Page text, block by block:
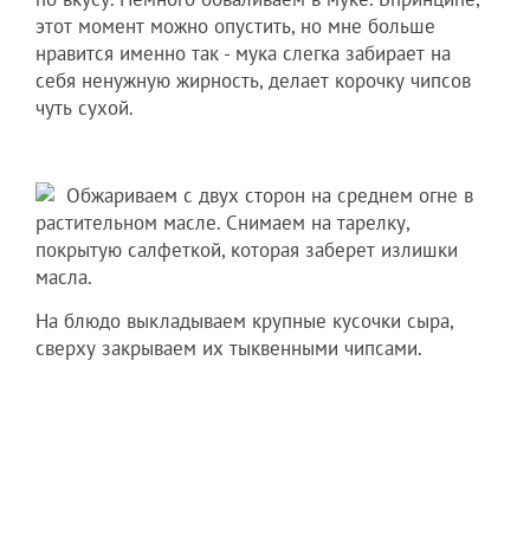
этот момент можно опустить, но мне больше
нравится именно так - мука слегка забирает на
себя ненужную жирность, делает корочку чипсов
чуть сухой.
Обжариваем с двух сторон на среднем огне в
растительном масле. Снимаем на тарелку,
покрытую салфеткой, которая заберет излишки
масла.
На блюдо выкладываем крупные кусочки сыра,
сверху закрываем их тыквенными чипсами.